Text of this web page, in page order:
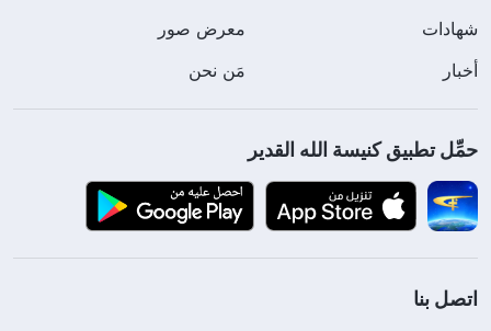
شهادات
معرض صور
أخبار
مَن نحن
حمِّل تطبيق كنيسة الله القدير
اتصل بنا